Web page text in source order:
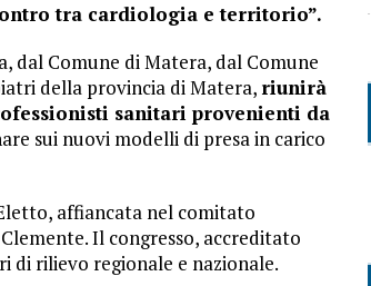
tra cardiologia e territorio”.
dal Comune di Matera, dal Comune
della provincia di Matera, riunirà
sanitari provenienti da
sui nuovi modelli di presa in carico
affiancata nel comitato
Il congresso, accreditato
di rilievo regionale e nazionale.